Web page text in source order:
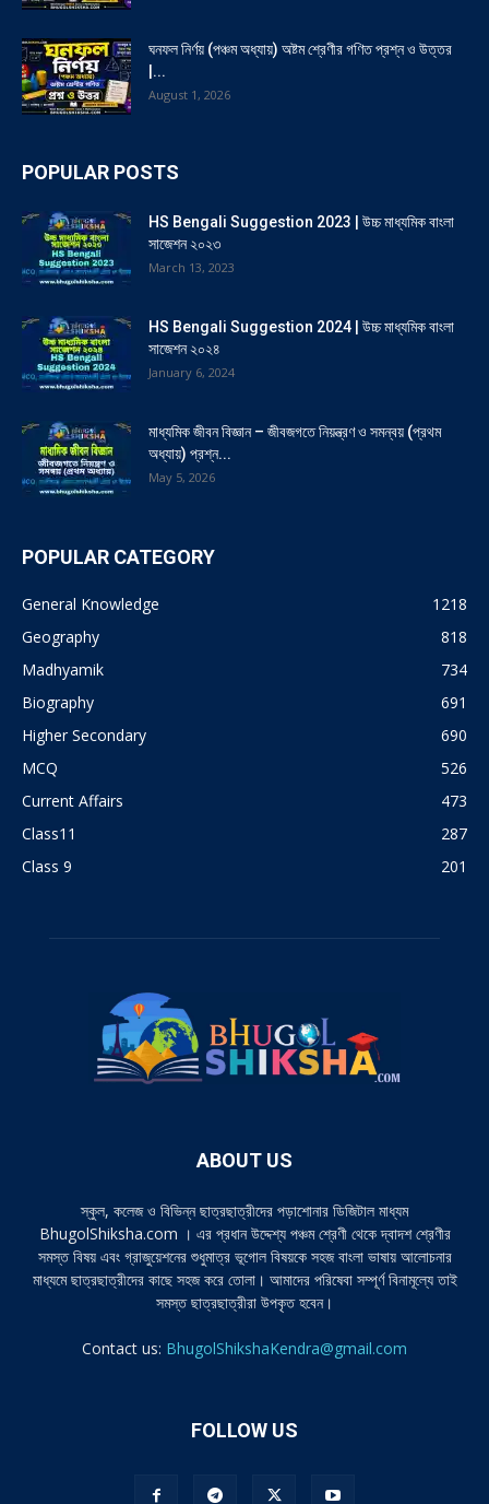
ঘনফল নির্ণয় (পঞ্চম অধ্যায়) অষ্টম শ্রেণীর গণিত প্রশ্ন ও উত্তর
|...
August 1, 2026
POPULAR POSTS
HS Bengali Suggestion 2023 | উচ্চ মাধ্যমিক বাংলা
সাজেশন ২০২৩
March 13, 2023
HS Bengali Suggestion 2024 | উচ্চ মাধ্যমিক বাংলা
সাজেশন ২০২৪
January 6, 2024
মাধ্যমিক জীবন বিজ্ঞান – জীবজগতে নিয়ন্ত্রণ ও সমন্বয় (প্রথম
অধ্যায়) প্রশ্ন...
May 5, 2026
POPULAR CATEGORY
General Knowledge
1218
Geography
818
Madhyamik
734
Biography
691
Higher Secondary
690
MCQ
526
Current Affairs
473
Class11
287
Class 9
201
ABOUT US
স্কুল, কলেজ ও বিভিন্ন ছাত্রছাত্রীদের পড়াশোনার ডিজিটাল মাধ্যম
BhugolShiksha.com । এর প্রধান উদ্দেশ্য পঞ্চম শ্রেণী থেকে দ্বাদশ শ্রেণীর
সমস্ত বিষয় এবং গ্রাজুয়েশনের শুধুমাত্র ভূগোল বিষয়কে সহজ বাংলা ভাষায় আলোচনার
মাধ্যমে ছাত্রছাত্রীদের কাছে সহজ করে তোলা। আমাদের পরিষেবা সম্পূর্ণ বিনামূল্যে তাই
সমস্ত ছাত্রছাত্রীরা উপকৃত হবেন।
Contact us: BhugolShikshaKendra@gmail.com
FOLLOW US